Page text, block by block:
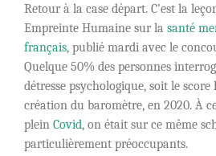
Retour à la case départ. C’est la
Empreinte Humaine sur la santé
français, publié mardi avec le
Quelque 50% des personnes
détresse psychologique, soit le score
création du baromètre, en 2020. À
plein Covid, on était sur ce même
particulièrement préoccupants.